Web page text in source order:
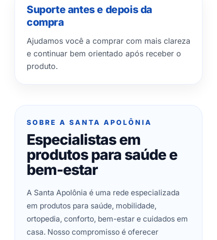
Suporte antes e depois da
compra
Ajudamos você a comprar com mais clareza
e continuar bem orientado após receber o
produto.
SOBRE A SANTA APOLÔNIA
Especialistas em
produtos para saúde e
bem-estar
A Santa Apolônia é uma rede especializada
em produtos para saúde, mobilidade,
ortopedia, conforto, bem-estar e cuidados em
casa. Nosso compromisso é oferecer